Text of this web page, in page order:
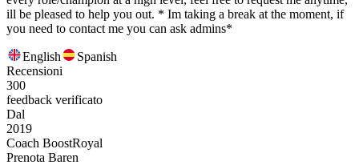
ill be pleased to help you out. * Im taking a break at the moment, if
you need to contact me you can ask admins*
English
Spanish
Recensioni
300
feedback verificato
Dal
2019
Coach BoostRoyal
Prenota Baren